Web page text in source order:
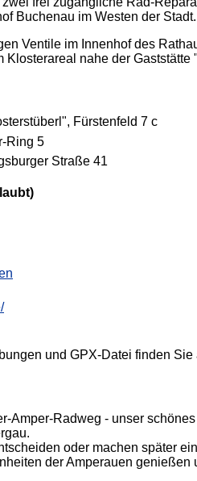
Buchenau im Westen der Stadt.
Ventile im Innenhof des
nahe der Gaststätte
Fürstenfeld 7 c
Ring 5
Straße 41
und GPX-Datei finden
Amper-Radweg - unser
oder machen später
der Amperauen